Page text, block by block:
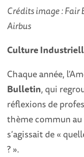
Crédits image :Fair
Airbus
Culture
Chaque année,
Bulletin, qui
réflexions de
thème commun au
s’agissait de «
? ».